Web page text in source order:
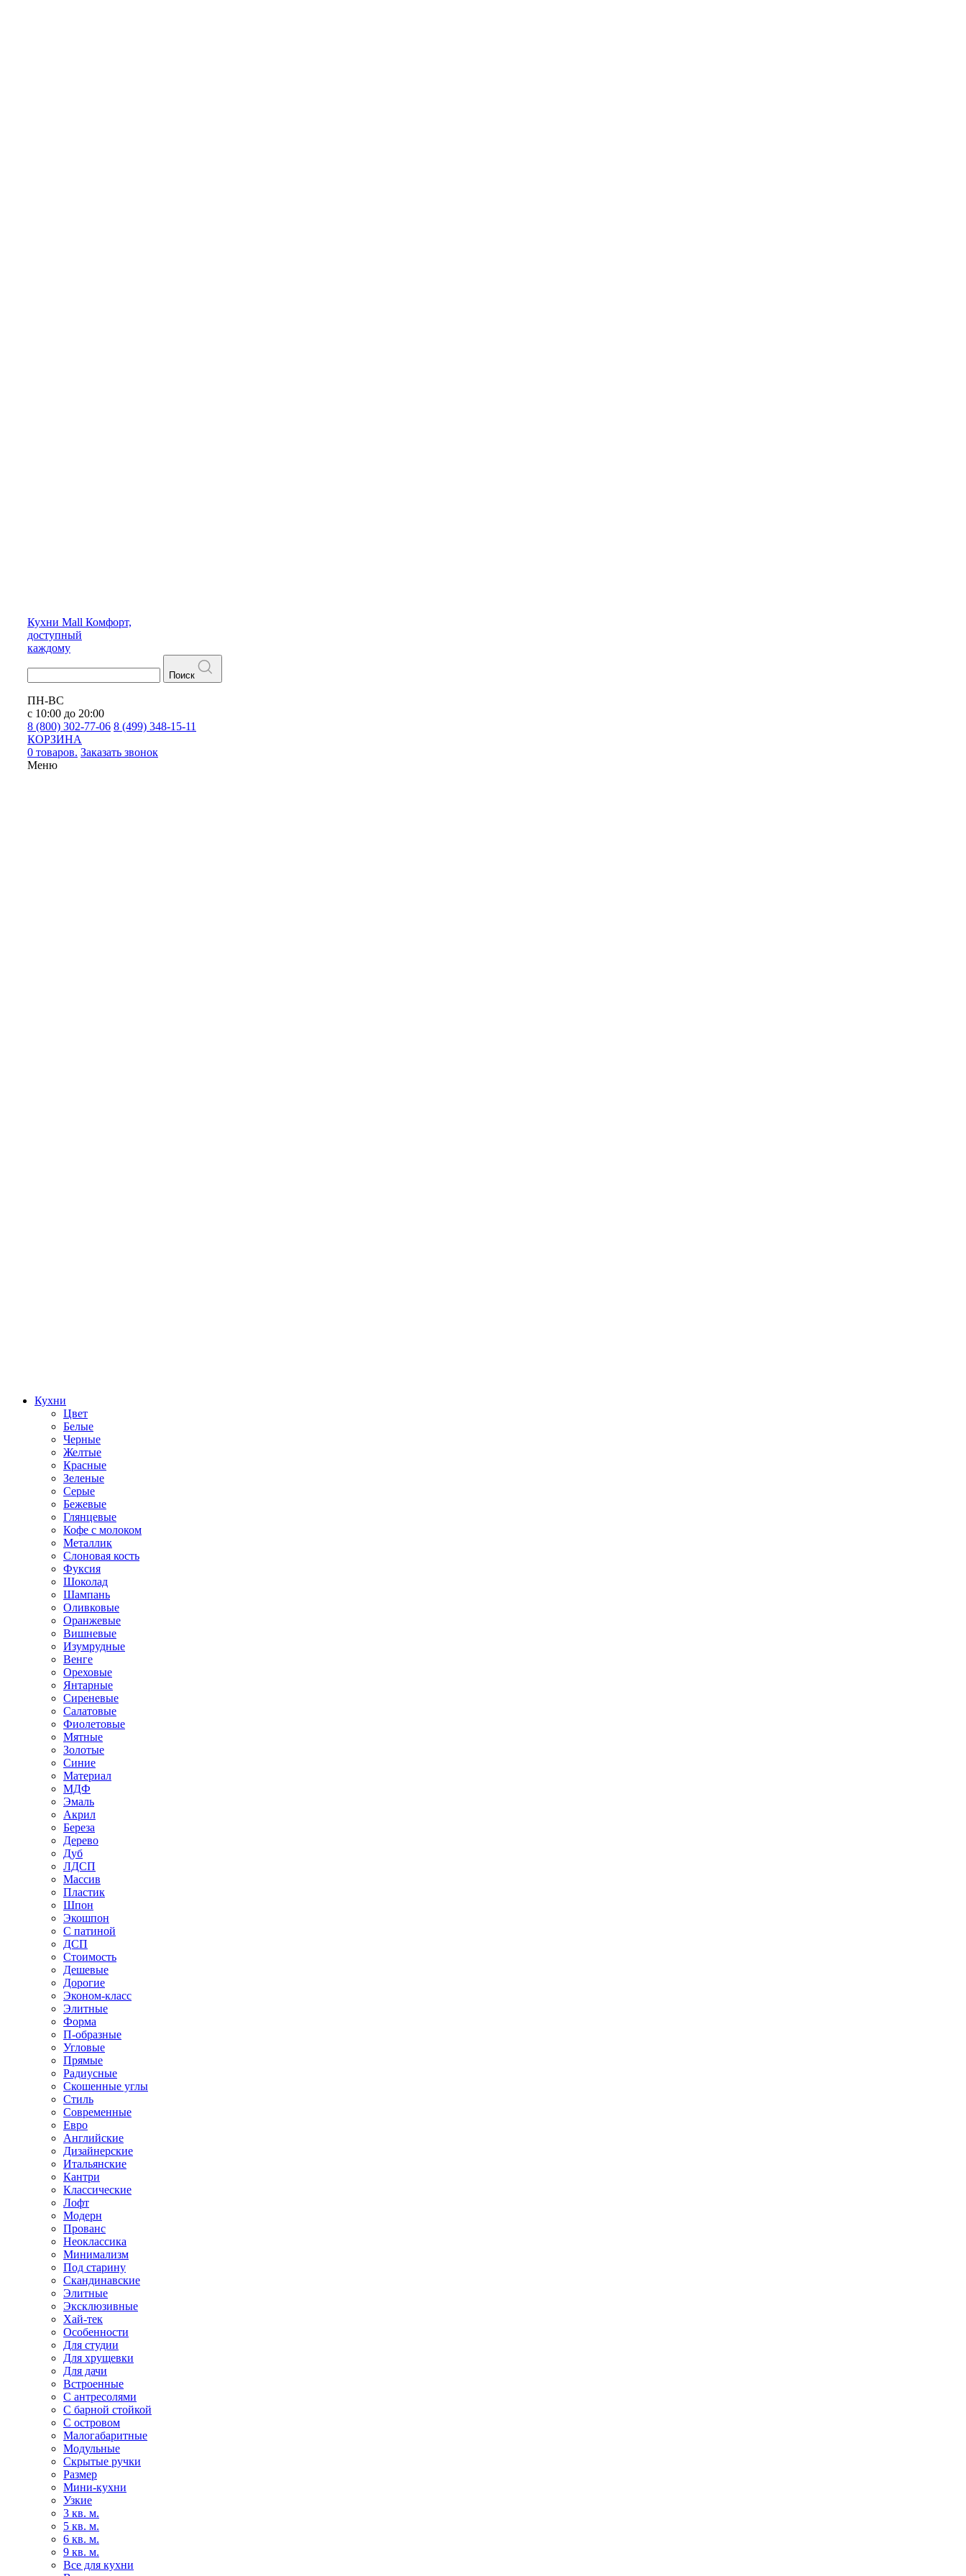
Кухни Mall Комфорт,
доступный
каждому
Поиск
ПН-ВС
с 10:00 до 20:00
8 (800) 302-77-06 8 (499) 348-15-11
КОРЗИНА
0 товаров. Заказать звонок
Меню
Кухни
Цвет
Белые
Черные
Желтые
Красные
Зеленые
Серые
Бежевые
Глянцевые
Кофе с молоком
Металлик
Слоновая кость
Фуксия
Шоколад
Шампань
Оливковые
Оранжевые
Вишневые
Изумрудные
Венге
Ореховые
Янтарные
Сиреневые
Салатовые
Фиолетовые
Мятные
Золотые
Синие
Материал
МДФ
Эмаль
Акрил
Береза
Дерево
Дуб
ЛДСП
Массив
Пластик
Шпон
Экошпон
С патиной
ДСП
Стоимость
Дешевые
Дорогие
Эконом-класс
Элитные
Форма
П-образные
Угловые
Прямые
Радиусные
Скошенные углы
Стиль
Современные
Евро
Английские
Дизайнерские
Итальянские
Кантри
Классические
Лофт
Модерн
Прованс
Неоклассика
Минимализм
Под старину
Скандинавские
Элитные
Эксклюзивные
Хай-тек
Особенности
Для студии
Для хрущевки
Для дачи
Встроенные
С антресолями
С барной стойкой
С островом
Малогабаритные
Модульные
Скрытые ручки
Размер
Мини-кухни
Узкие
3 кв. м.
5 кв. м.
6 кв. м.
9 кв. м.
Все для кухни